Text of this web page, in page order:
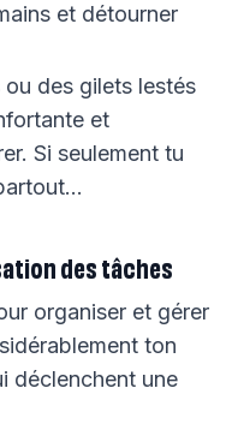
et détourner
des gilets lestés
et
Si seulement tu
des tâches
organiser et gérer
ton
déclenchent une